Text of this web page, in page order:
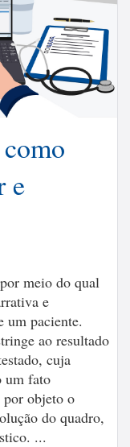
e
meio do qual
e
um paciente.
ao resultado
cuja
um fato
por objeto o
do quadro,
...